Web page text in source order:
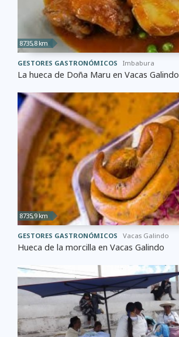
8735,8 km
GESTORES GASTRONÓMICOS Imbabura
La hueca de Doña Maru en Vacas Galindo
8735,9 km
GESTORES GASTRONÓMICOS Vacas Galindo
Hueca de la morcilla en Vacas Galindo